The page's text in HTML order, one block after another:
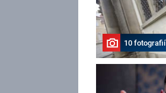
10 fotografií